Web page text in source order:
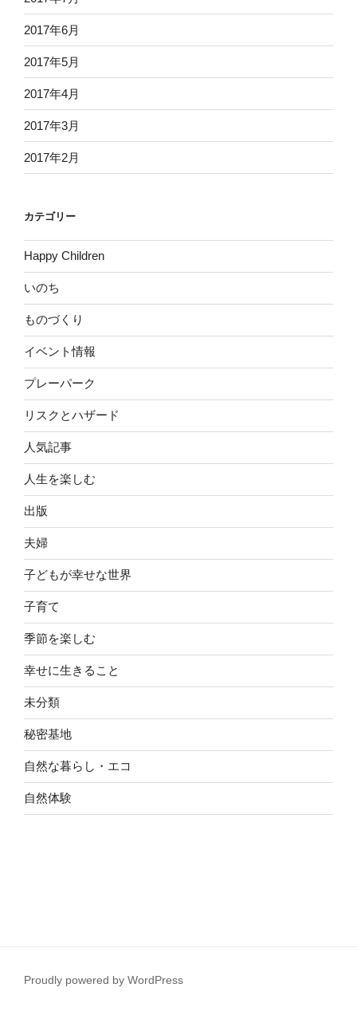
2017年6月
2017年5月
2017年4月
2017年3月
2017年2月
カテゴリー
Happy Children
いのち
ものづくり
イベント情報
プレーパーク
リスクとハザード
人気記事
人生を楽しむ
出版
夫婦
子どもが幸せな世界
子育て
季節を楽しむ
幸せに生きること
未分類
秘密基地
自然な暮らし・エコ
自然体験
Proudly powered by WordPress